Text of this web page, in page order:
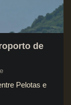
de
Pelotas e